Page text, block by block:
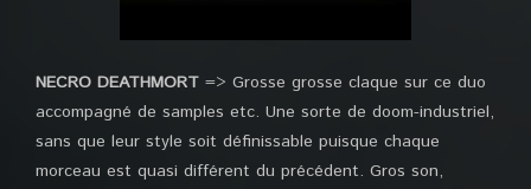
NECRO DEATHMORT => Grosse grosse claque sur ce duo
accompagné de samples etc. Une sorte de doom-industriel,
sans que leur style soit définissable puisque chaque
morceau est quasi différent du précédent. Gros son,